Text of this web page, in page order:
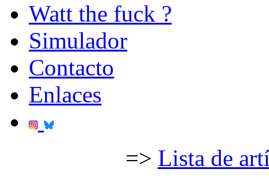
Watt the fuck ?
Simulador
Contacto
Enlaces
=> Lista de